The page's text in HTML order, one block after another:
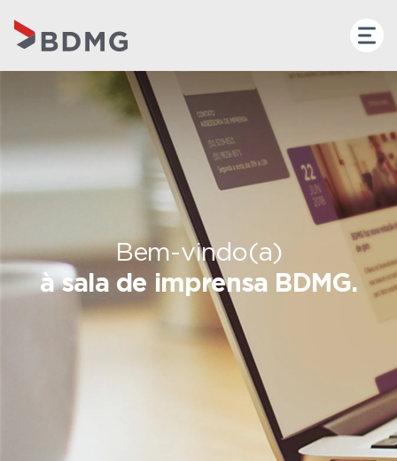
Bem-vindo(a)
à sala de imprensa BDMG.